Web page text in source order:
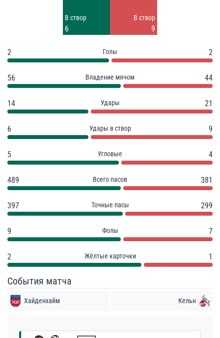
В створ
6
В створ
9
2 Голы 2
56 Владение мячом 44
14 Удары 21
6 Удары в створ 9
5 Угловые 4
489 Всего пасов 381
397 Точные пасы 299
9 Фолы 7
2 Жёлтые карточки 1
События матча
Хайденхайм Кельн